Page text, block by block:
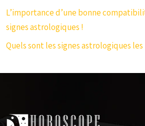
L’importance d’une bonne
signes astrologiques !
Quels sont les signes astrologiques